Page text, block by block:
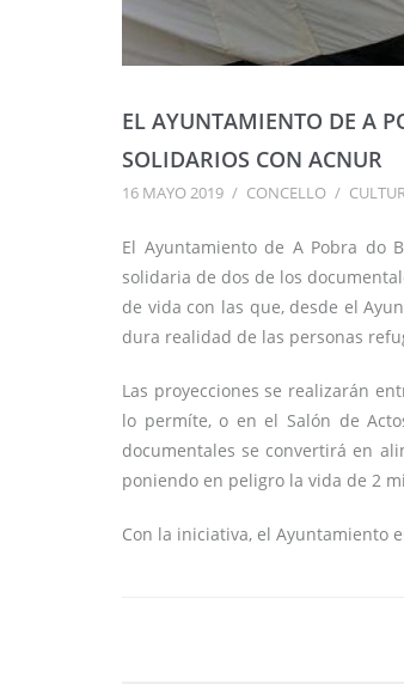
EL AYUNTAMIENTO DE A
SOLIDARIOS CON ACNUR
16 MAYO 2019 / CONCELLO /
El Ayuntamiento de A Pobra do
solidaria de dos de los
de vida con las que, desde el
dura realidad de las personas
Las proyecciones se realizarán
lo permíte, o en el Salón de
documentales se convertirá en
poniendo en peligro la vida de 2
Con la iniciativa, el Ayuntamiento